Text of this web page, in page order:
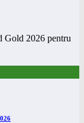
Gold 2026 pentru